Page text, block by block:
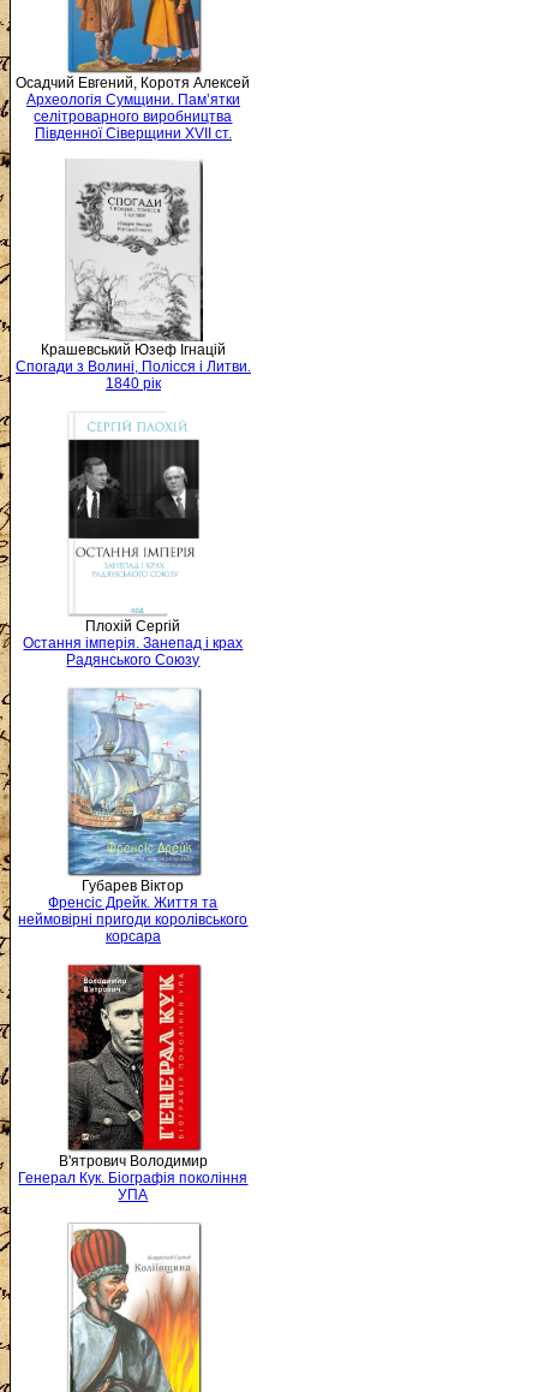
Осадчий Евгений, Коротя Алексей
Археологія Сумщини. Пам’ятки
селітроварного виробництва
Південної Сіверщини XVII ст.
Крашевський Юзеф Ігнацій
Спогади з Волині, Полісся і Литви.
1840 рік
Плохій Сергій
Остання імперія. Занепад і крах
Радянського Союзу
Губарев Віктор
Френсіс Дрейк. Життя та
неймовірні пригоди королівського
корсара
В'ятрович Володимир
Генерал Кук. Біографія покоління
УПА